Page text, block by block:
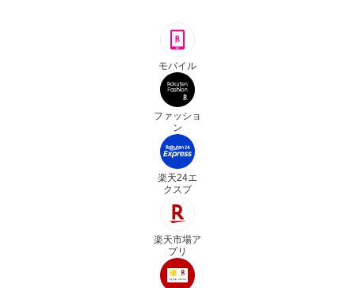
モバイル
ファッショ
ン
楽天24エ
クスプ
楽天市場ア
プリ